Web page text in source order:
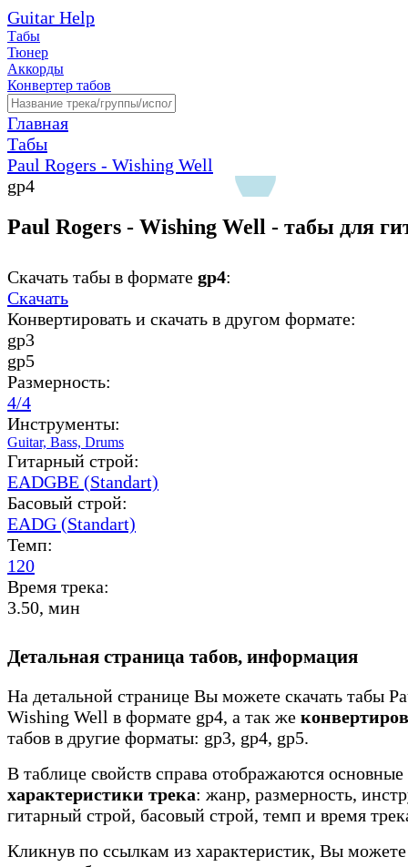
Guitar Help
Табы
Тюнер
Аккорды
Конвертер табов
Главная
Табы
Paul Rogers - Wishing Well
gp4
Paul Rogers - Wishing Well - табы для
Скачать табы в формате gp4:
Скачать
Конвертировать и скачать в другом формате:
gp3
gp5
Размерность:
4/4
Инструменты:
Guitar, Bass, Drums
Гитарный строй:
EADGBE (Standart)
Басовый строй:
EADG (Standart)
Темп:
120
Время трека:
3.50, мин
Детальная страница табов, информация
На детальной странице Вы можете скачать табы
Wishing Well в формате gp4, а так же
табов в другие форматы: gp3, gp4, gp5.
В таблице свойств справа отображаются основные
характеристики трека: жанр, размерность,
гитарный строй, басовый строй, темп и время
Кликнув по ссылкам из характеристик, Вы